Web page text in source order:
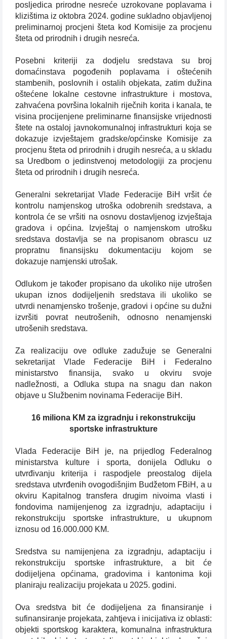
posljedica prirodne nesreće uzrokovane poplavama i
klizištima iz oktobra 2024. godine sukladno objavljenoj
preliminarnoj procjeni šteta kod Komisije za procjenu
šteta od prirodnih i drugih nesreća.
Posebni kriteriji za dodjelu sredstava su broj
domaćinstava pogođenih poplavama i oštećenih
stambenih, poslovnih i ostalih objekata, zatim dužina
oštećene lokalne cestovne infrastrukture i mostova,
zahvaćena površina lokalnih riječnih korita i kanala, te
visina procijenjene preliminarne finansijske vrijednosti
štete na ostaloj javnokomunalnoj infrastrukturi koja se
dokazuje izvještajem gradske/općinske Komisije za
procjenu šteta od prirodnih i drugih nesreća, a u skladu
sa Uredbom o jedinstvenoj metodologiji za procjenu
šteta od prirodnih i drugih nesreća.
Generalni sekretarijat Vlade Federacije BiH vršit će
kontrolu namjenskog utroška odobrenih sredstava, a
kontrola će se vršiti na osnovu dostavljenog izvještaja
gradova i općina. Izvještaj o namjenskom utrošku
sredstava dostavlja se na propisanom obrascu uz
propratnu finansijsku dokumentaciju kojom se
dokazuje namjenski utrošak.
Odlukom je također propisano da ukoliko nije utrošen
ukupan iznos dodijeljenih sredstava ili ukoliko se
utvrdi nenamjensko trošenje, gradovi i općine su dužni
izvršiti povrat neutrošenih, odnosno nenamjenski
utrošenih sredstava.
Za realizaciju ove odluke zadužuje se Generalni
sekretarijat Vlade Federacije BiH i Federalno
ministarstvo finansija, svako u okviru svoje
nadležnosti, a Odluka stupa na snagu dan nakon
objave u Službenim novinama Federacije BiH.
16 miliona KM za izgradnju i rekonstrukciju
sportske infrastrukture
Vlada Federacije BiH je, na prijedlog Federalnog
ministarstva kulture i sporta, donijela Odluku o
utvrđivanju kriterija i raspodjele preostalog dijela
sredstava utvrđenih ovogodišnjim Budžetom FBiH, a u
okviru Kapitalnog transfera drugim nivoima vlasti i
fondovima namijenjenog za izgradnju, adaptaciju i
rekonstrukciju sportske infrastrukture, u ukupnom
iznosu od 16.000.000 KM.
Sredstva su namijenjena za izgradnju, adaptaciju i
rekonstrukciju sportske infrastrukture, a bit će
dodijeljena općinama, gradovima i kantonima koji
planiraju realizaciju projekata u 2025. godini.
Ova sredstva bit će dodijeljena za finansiranje i
sufinansiranje projekata, zahtjeva i inicijativa iz oblasti:
objekti sportskog karaktera, komunalna infrastruktura